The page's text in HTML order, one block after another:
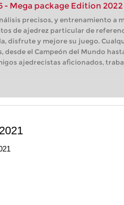
- Mega package Edition 2022
precisos, y entrenamiento a
de ajedrez particular de
disfrute y mejore su juego.
desde el Campeón del Mundo
ajedrecistas aficionados,